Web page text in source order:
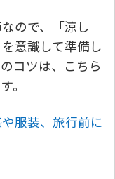
ので、「涼し
意識して準備し
コツは、こちら
。
服装、旅行前に